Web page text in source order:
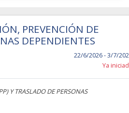
PREVENCIÓN DE
DEPENDIENTES
22/6/2026 - 3/7/
Ya
Y TRASLADO DE PERSONAS